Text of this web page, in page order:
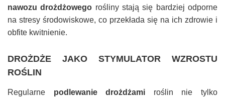
nawozu drożdżowego rośliny stają się bardziej odporne
na stresy środowiskowe, co przekłada się na ich zdrowie i
obfite kwitnienie.
DROŻDŻE JAKO STYMULATOR WZROSTU
ROŚLIN
Regularne podlewanie drożdżami roślin nie tylko